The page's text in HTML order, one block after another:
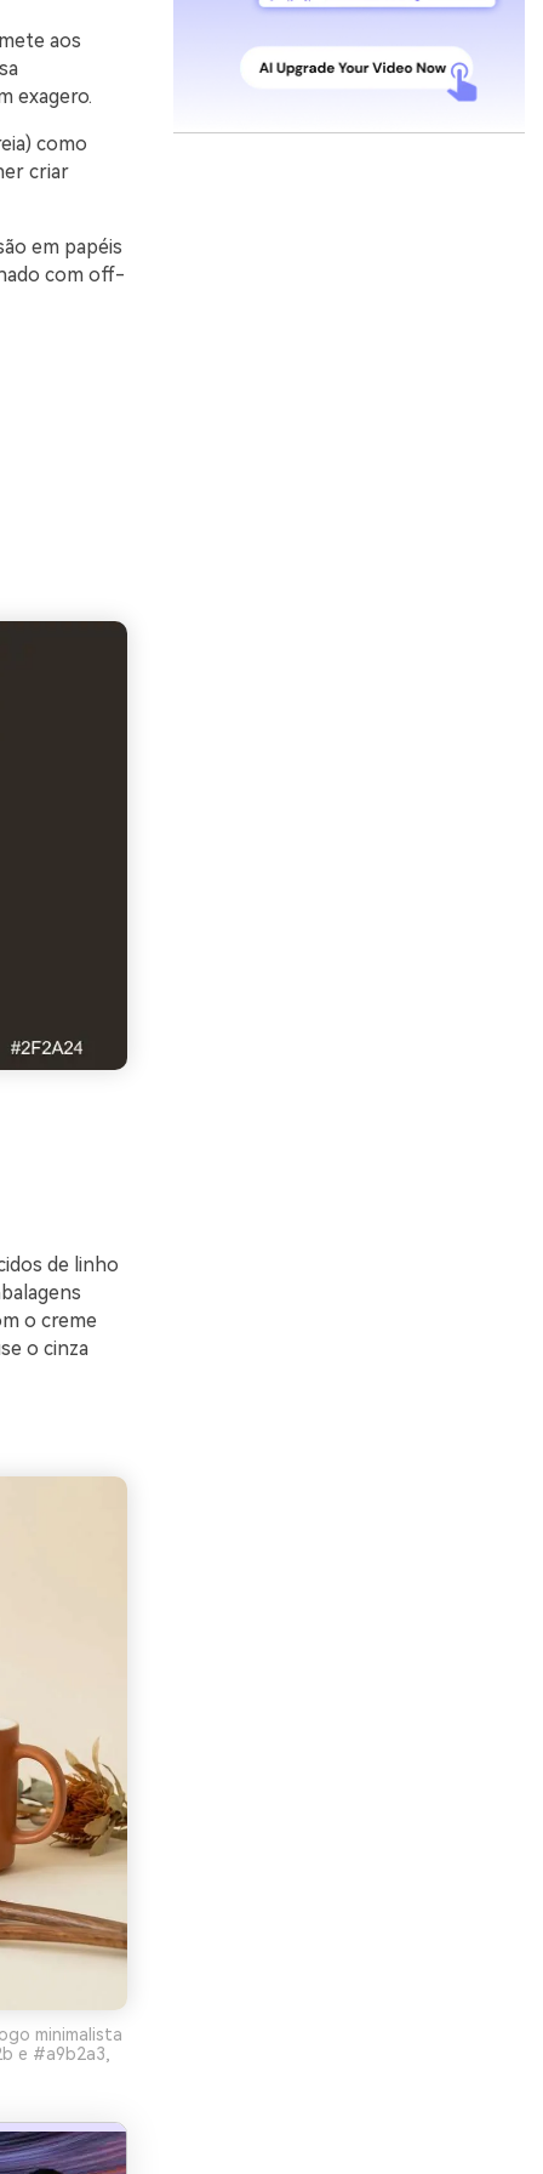
aos
exagero.
como
criar
em papéis
com off-
de linho
o creme
o cinza
minimalista
e #a9b2a3,